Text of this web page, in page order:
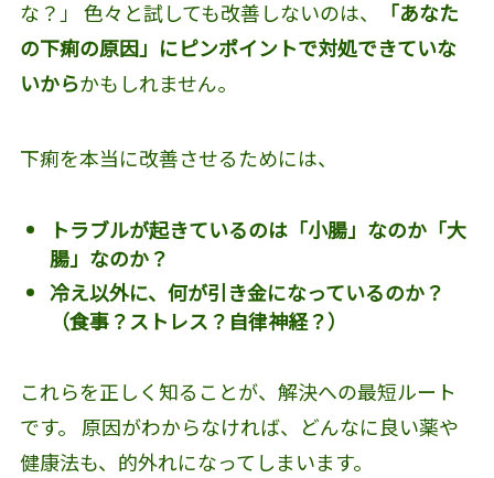
な？」 色々と試しても改善しないのは、
「あなた
の下痢の原因」にピンポイントで対処できていな
いからかもしれません。
下痢を本当に改善させるためには、
トラブルが起きているのは「小腸」なのか「大
腸」なのか？
冷え以外に、何が引き金になっているのか？
（食事？ストレス？自律神経？）
これらを正しく知ることが、解決への最短ルート
です。 原因がわからなければ、どんなに良い薬や
健康法も、的外れになってしまいます。